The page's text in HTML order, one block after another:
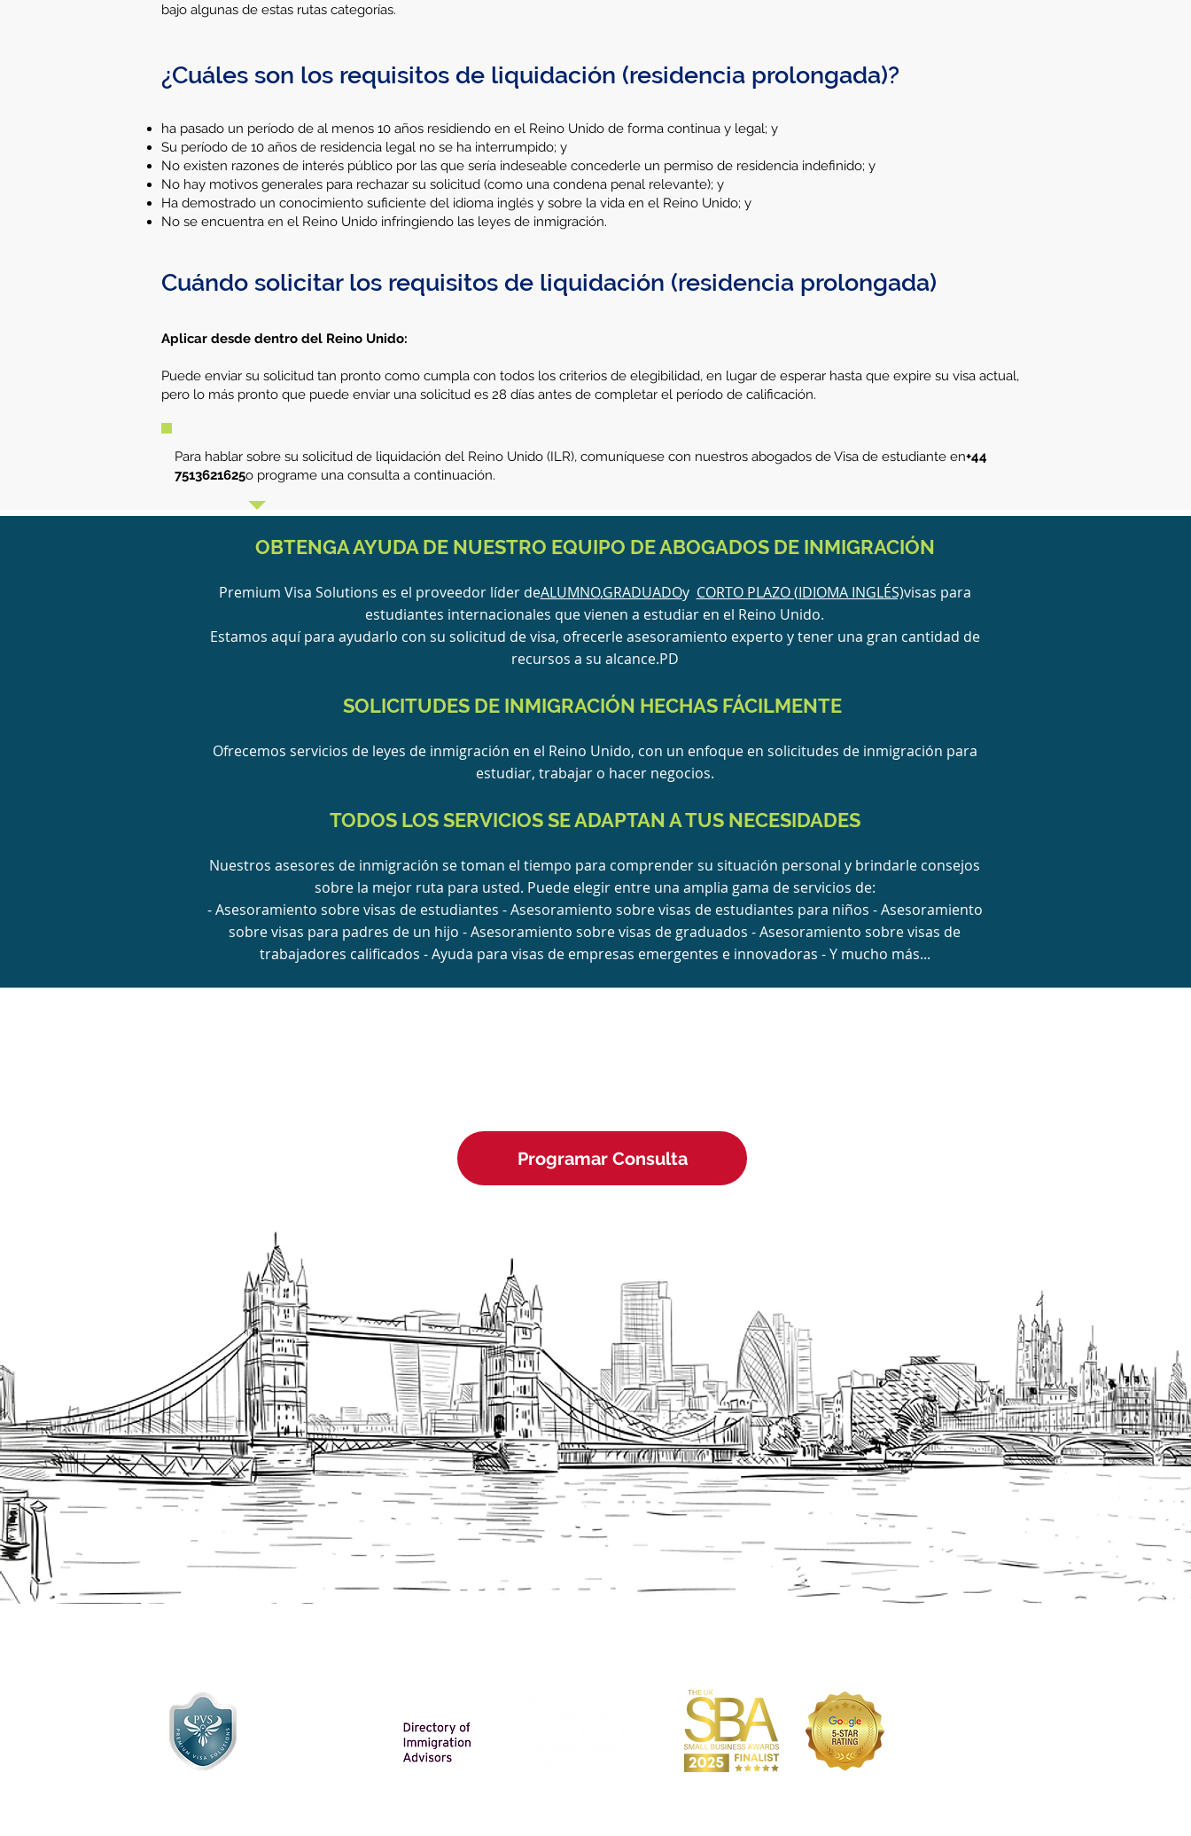
bajo algunas de estas rutas categorías.
¿Cuáles son los requisitos de liquidación (residencia prolongada)?
ha pasado un período de al menos 10 años residiendo en el Reino Unido de forma continua y legal; y
Su período de 10 años de residencia legal no se ha interrumpido; y
No existen razones de interés público por las que sería indeseable concederle un permiso de residencia indefinido; y
No hay motivos generales para rechazar su solicitud (como una condena penal relevante); y
Ha demostrado un conocimiento suficiente del idioma inglés y sobre la vida en el Reino Unido; y
No se encuentra en el Reino Unido infringiendo las leyes de inmigración.
Cuándo solicitar los requisitos de liquidación (residencia prolongada)
Aplicar desde dentro del Reino Unido:
Puede enviar su solicitud tan pronto como cumpla con todos los criterios de elegibilidad, en lugar de esperar hasta que expire su visa actual,
pero lo más pronto que puede enviar una solicitud es 28 días antes de completar el período de calificación.
Para hablar sobre su solicitud de liquidación del Reino Unido (ILR), comuníquese con nuestros abogados de Visa de estudiante en+44
7513621625o programe una consulta a continuación.
OBTENGA AYUDA DE NUESTRO EQUIPO DE ABOGADOS DE INMIGRACIÓN
Premium Visa Solutions es el proveedor líder deALUMNO,GRADUADOy CORTO PLAZO (IDIOMA INGLÉS)visas para
estudiantes internacionales que vienen a estudiar en el Reino Unido.
Estamos aquí para ayudarlo con su solicitud de visa, ofrecerle asesoramiento experto y tener una gran cantidad de
recursos a su alcance.PD
SOLICITUDES DE INMIGRACIÓN HECHAS FÁCILMENTE
Ofrecemos servicios de leyes de inmigración en el Reino Unido, con un enfoque en solicitudes de inmigración para
estudiar, trabajar o hacer negocios.
TODOS LOS SERVICIOS SE ADAPTAN A TUS NECESIDADES
Nuestros asesores de inmigración se toman el tiempo para comprender su situación personal y brindarle consejos
sobre la mejor ruta para usted. Puede elegir entre una amplia gama de servicios de:
- Asesoramiento sobre visas de estudiantes - Asesoramiento sobre visas de estudiantes para niños - Asesoramiento
sobre visas para padres de un hijo - Asesoramiento sobre visas de graduados - Asesoramiento sobre visas de
trabajadores calificados - Ayuda para visas de empresas emergentes e innovadoras - Y mucho más...
Programar Consulta